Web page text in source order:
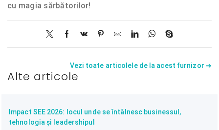
cu magia sărbătorilor!
Vezi toate articolele de la acest furnizor ➔
Alte articole
Impact SEE 2026: locul unde se întâlnesc businessul,
tehnologia și leadershipul